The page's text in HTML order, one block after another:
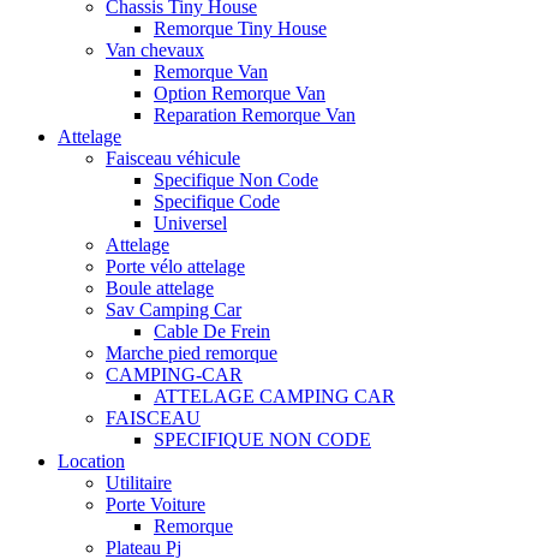
Chassis Tiny House
Remorque Tiny House
Van chevaux
Remorque Van
Option Remorque Van
Reparation Remorque Van
Attelage
Faisceau véhicule
Specifique Non Code
Specifique Code
Universel
Attelage
Porte vélo attelage
Boule attelage
Sav Camping Car
Cable De Frein
Marche pied remorque
CAMPING-CAR
ATTELAGE CAMPING CAR
FAISCEAU
SPECIFIQUE NON CODE
Location
Utilitaire
Porte Voiture
Remorque
Plateau Pj